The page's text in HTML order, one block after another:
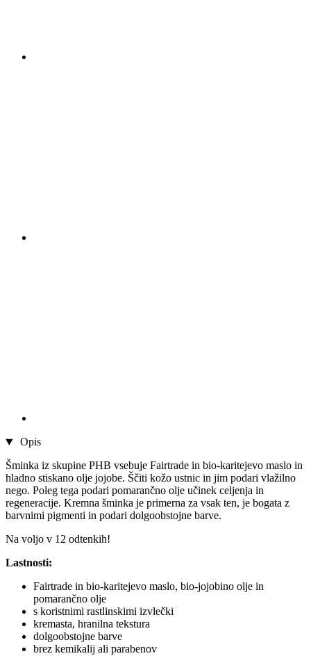
Opis
Šminka iz skupine PHB vsebuje Fairtrade in bio-karitejevo maslo in
hladno stiskano olje jojobe. Ščiti kožo ustnic in jim podari vlažilno
nego. Poleg tega podari pomarančno olje učinek celjenja in
regeneracije. Kremna šminka je primerna za vsak ten, je bogata z
barvnimi pigmenti in podari dolgoobstojne barve.
Na voljo v 12 odtenkih!
Lastnosti:
Fairtrade in bio-karitejevo maslo, bio-jojobino olje in
pomarančno olje
s koristnimi rastlinskimi izvlečki
kremasta, hranilna tekstura
dolgoobstojne barve
brez kemikalij ali parabenov